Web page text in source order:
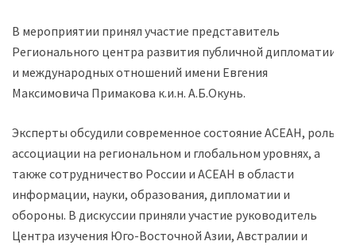
В мероприятии принял участие представитель
Регионального центра развития публичной дипломатии
и международных отношений имени Евгения
Максимовича Примакова к.и.н. А.Б.Окунь.
Эксперты обсудили современное состояние АСЕАН, роль
ассоциации на региональном и глобальном уровнях, а
также сотрудничество России и АСЕАН в области
информации, науки, образования, дипломатии и
обороны. В дискуссии приняли участие руководитель
Центра изучения Юго-Восточной Азии, Австралии и